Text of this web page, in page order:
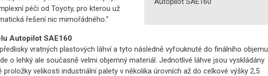
péči od Toyoty, pro kterou už
řešení nic mimořádného.“
Autopilot SAE160
vratných plastových láhví a tyto následně vyfouknuté do finálního objemu
o lehký ale současně velmi objemný materiál. Jednotlivé láhve jsou vyskládány
proložky velikosti industriální palety v několika úrovních až do celkové výšky 2,5